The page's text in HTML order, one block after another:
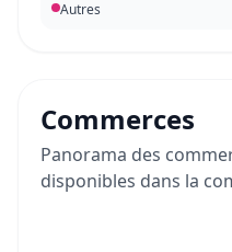
Autres
Commerces
Panorama des
disponibles dans la